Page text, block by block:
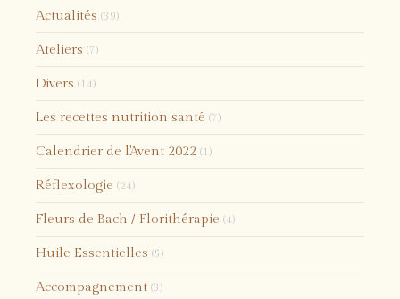
Actualités (39)
Ateliers (7)
Divers (14)
Les recettes nutrition santé (7)
Calendrier de l'Avent 2022 (1)
Réflexologie (24)
Fleurs de Bach / Florithérapie (4)
Huile Essentielles (5)
Accompagnement (3)